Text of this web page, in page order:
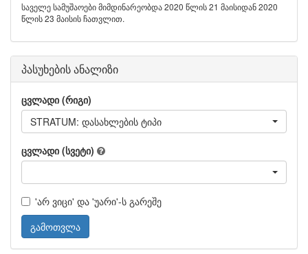
საველე სამუშაოები მიმდინარეობდა 2020 წლის 21 მაისიდან 2020
წლის 23 მაისის ჩათვლით.
პასუხების ანალიზი
ცვლადი (რიგი)
STRATUM: დასახლების ტიპი
ცვლადი (სვეტი)
'არ ვიცი' და 'უარი'-ს გარეშე
გამოთვლა